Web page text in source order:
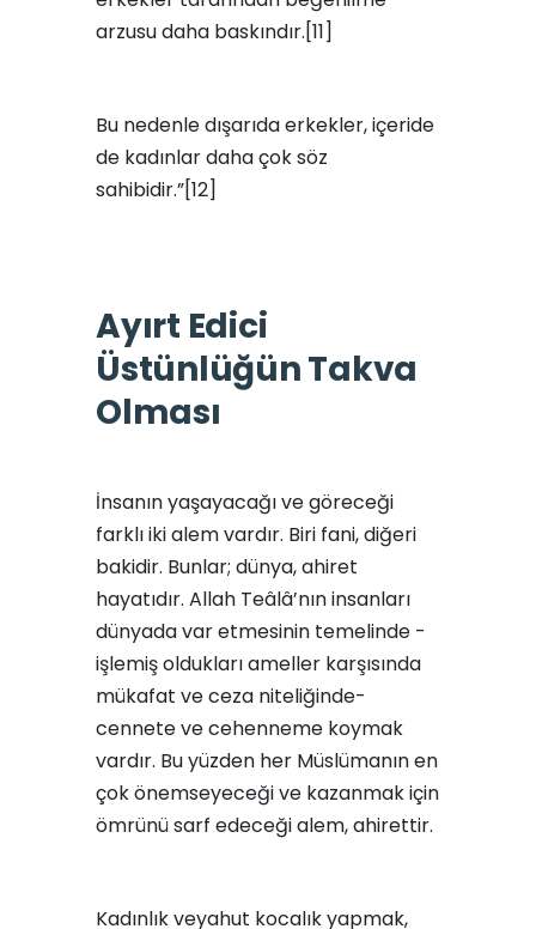
arzusu daha baskındır.[11]
Bu nedenle dışarıda erkekler, içeride
de kadınlar daha çok söz
sahibidir.”[12]
Ayırt Edici
Üstünlüğün Takva
Olması
İnsanın yaşayacağı ve göreceği
farklı iki alem vardır. Biri fani, diğeri
bakidir. Bunlar; dünya, ahiret
hayatıdır. Allah Teâlâ’nın insanları
dünyada var etmesinin temelinde -
işlemiş oldukları ameller karşısında
mükafat ve ceza niteliğinde-
cennete ve cehenneme koymak
vardır. Bu yüzden her Müslümanın en
çok önemseyeceği ve kazanmak için
ömrünü sarf edeceği alem, ahirettir.
Kadınlık veyahut kocalık yapmak,